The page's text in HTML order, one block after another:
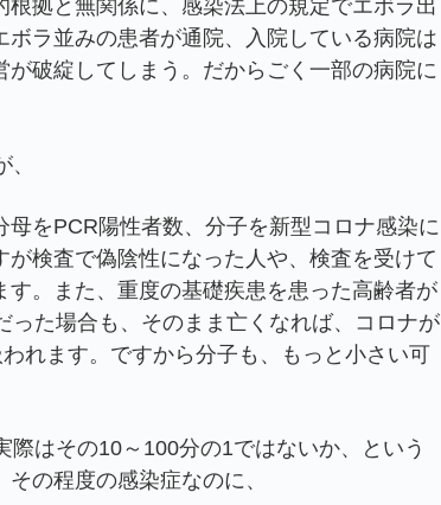
拠と無関係に、感染法上の規定でエボラ出
ラ並みの患者が通院、入院している病院は
破綻してしまう。だからごく一部の病院に
をPCR陽性者数、分子を新型コロナ感染に
検査で偽陰性になった人や、検査を受けて
。また、重度の基礎疾患を患った高齢者が
た場合も、そのまま亡くなれば、コロナが
れます。ですから分子も、もっと小さい可
はその10～100分の1ではないか、という
の程度の感染症なのに、